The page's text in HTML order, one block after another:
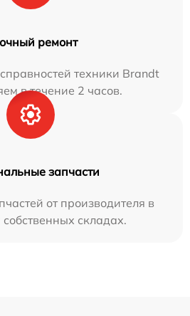
ремонт
техники Brandt
в течение 2 часов.
запчасти
от производителя в
складах.